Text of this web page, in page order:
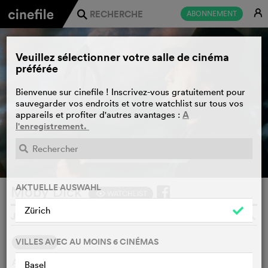
ABONNEMENT E
j
Moby Dick
JOHN HUSTON, USA, 1956
SYNOPSIS
Achab, capitaine d'un baleinier, n'a pas oublié sa première
Veuillez sélectionner votre salle de cinéma
préférée
Bienvenue sur cinefile ! Inscrivez-vous gratuitement pour
sauvegarder vos endroits et votre watchlist sur tous vos
appareils et profiter d'autres avantages : A
l'enregistrement.
AKTUELLE AUSWAHL
Zürich
VILLES AVEC AU MOINS 6 CINÉMAS
Basel